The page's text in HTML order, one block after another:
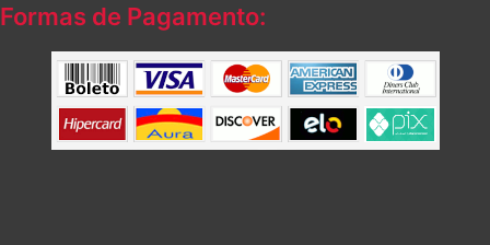
Formas de Pagamento: